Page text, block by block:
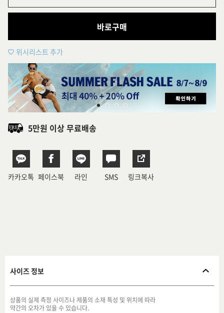
바로구매
위시리스트 추가
5만원 이상 무료배송
카카오톡 페이스북 라인 SMS 링크복사
사이즈 정보
상품의 실제 측정 사이즈나 제품의 소재 특성 및 위치에 따라
약간의 오차가 있을 수 있습니다.